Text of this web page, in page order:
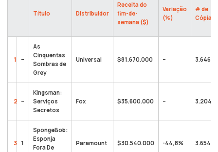
Título Distribuidor
Receita do
fim-de-
semana ($)
Variação
(%)
# de
Cópias
1 –
As
Cinquentas
Sombras de
Grey
Universal $81.670.000 – 3.646
2 –
Kingsman:
Serviços
Secretos
Fox $35.600.000 – 3.204
3 1
SpongeBob:
Esponja
Fora De
Paramount $30.540.000 -44,8% 3.654